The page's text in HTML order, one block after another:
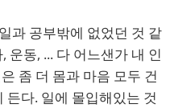
과 공부밖에 없었던 것 같
운동, ... 다 어느샌가 내 인
좀 더 몸과 마음 모두 건
다. 일에 몰입해있는 것